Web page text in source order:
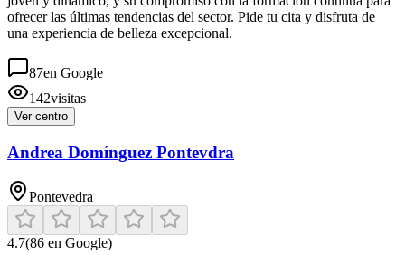
ofrecer las últimas tendencias del sector. Pide tu cita y disfruta de
una experiencia de belleza excepcional.
87en Google
142visitas
Ver centro
Andrea Domínguez Pontevdra
Pontevedra
4.7(86 en Google)